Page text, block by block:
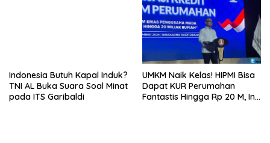
Indonesia Butuh Kapal Induk?
TNI AL Buka Suara Soal Minat
pada ITS Garibaldi
UMKM Naik Kelas! HIPMI Bisa
Dapat KUR Perumahan
Fantastis Hingga Rp 20 M, Ini